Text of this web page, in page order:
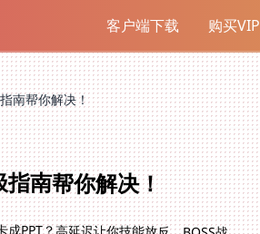
客户端下载 购买VIP
南帮你解决！
南帮你解决！
PPT？高延迟让你技能放反、BOSS战